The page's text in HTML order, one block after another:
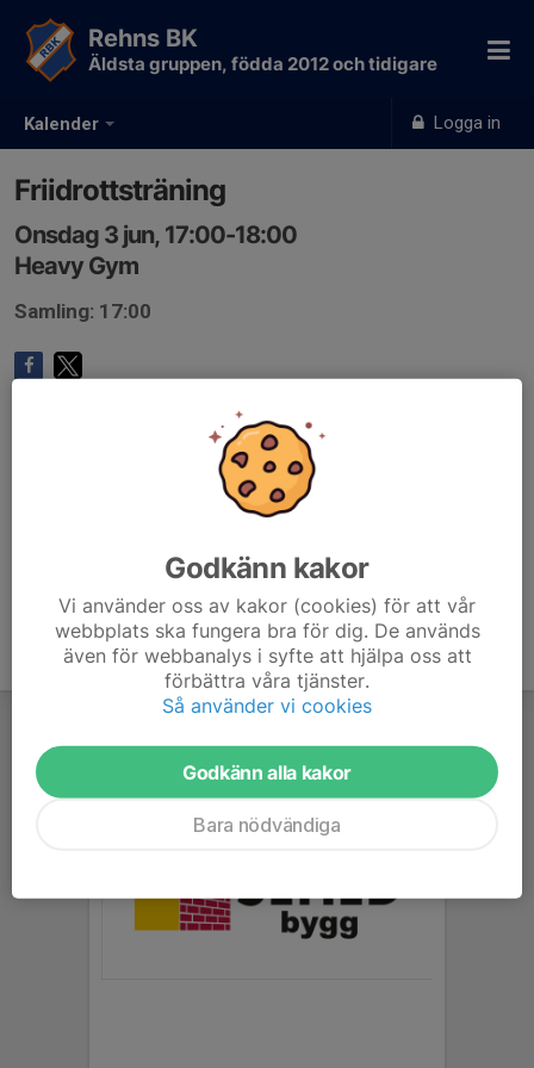
Kalender Logga in
Rehns BK
Äldsta gruppen, födda 2012 och tidigare
Friidrottsträning
Onsdag 3 jun, 17:00-18:00
Heavy Gym
Samling: 17:00
Godkänn kakor
Vi använder oss av kakor (cookies) för att vår
webbplats ska fungera bra för dig. De används
även för webbanalys i syfte att hjälpa oss att
förbättra våra tjänster.
Så använder vi cookies
Godkänn alla kakor
Bara nödvändiga